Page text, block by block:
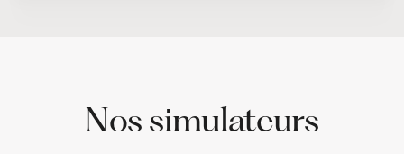
Nos simulateurs